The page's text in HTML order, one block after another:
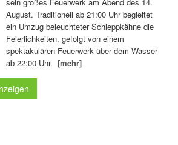
August. Traditionell ab 21:00 Uhr begleitet
ein Umzug beleuchteter Schleppkähne die
Feierlichkeiten, gefolgt von einem
spektakulären Feuerwerk über dem Wasser
ab 22:00 Uhr.[mehr]